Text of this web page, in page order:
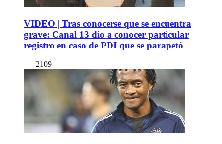
VIDEO | Tras conocerse que se encuentra
grave: Canal 13 dio a conocer particular
registro en caso de PDI que se parapetó
2109